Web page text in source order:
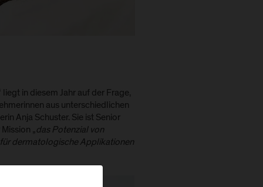
in diesem Jahr auf der Frage,
aus unterschiedlichen
Anja Schuster. Sie ist Senior
„das Potenzial von
dermatologische Applikationen